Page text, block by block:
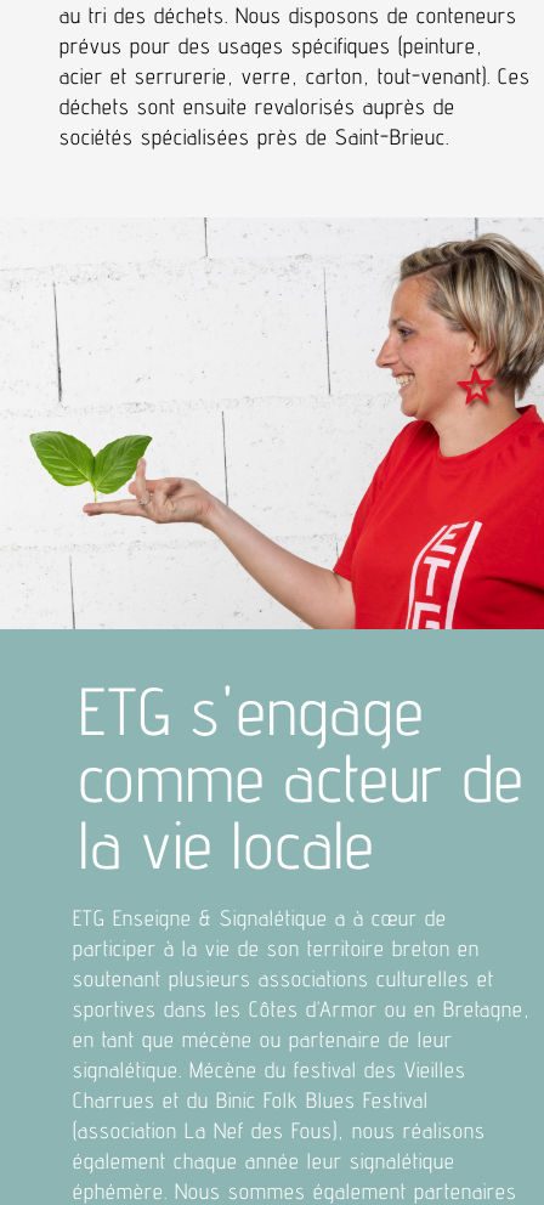
au tri des déchets. Nous disposons de conteneurs
prévus pour des usages spécifiques (peinture,
acier et serrurerie, verre, carton, tout-venant). Ces
déchets sont ensuite revalorisés auprès de
sociétés spécialisées près de Saint-Brieuc.
ETG s'engage
comme acteur de
la vie locale
ETG Enseigne & Signalétique a à cœur de
participer à la vie de son territoire breton en
soutenant plusieurs associations culturelles et
sportives dans les Côtes d’Armor ou en Bretagne,
en tant que mécène ou partenaire de leur
signalétique. Mécène du festival des Vieilles
Charrues et du Binic Folk Blues Festival
(association La Nef des Fous), nous réalisons
également chaque année leur signalétique
éphémère. Nous sommes également partenaires